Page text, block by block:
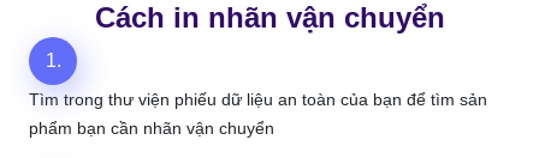
Cách in nhãn vận chuyển
1.
Tìm trong thư viện phiếu dữ liệu an toàn của bạn để tìm sản
phẩm bạn cần nhãn vận chuyển